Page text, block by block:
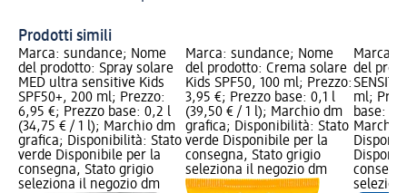
Prodotti simili
Marca: sundance; Nome
del prodotto: Spray solare
MED ultra sensitive Kids
SPF50+, 200 ml; Prezzo:
6,95 €; Prezzo base: 0,2 l
(34,75 € / 1 l); Marchio dm
grafica; Disponibilità: Stato
verde Disponibile per la
consegna, Stato grigio
seleziona il negozio dm
Marca: sundance; Nome
del prodotto: Crema solare
Kids SPF50, 100 ml; Prezzo:
3,95 €; Prezzo base: 0,1 l
(39,50 € / 1 l); Marchio dm
grafica; Disponibilità: Stato
verde Disponibile per la
consegna, Stato grigio
seleziona il negozio dm
Marca:
del
ml;
base:
Marchio